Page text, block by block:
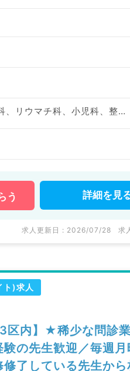
神経内科、精神科、神経科、アレルギー科、リウマチ科、小児科、整形外科、形成外科、美容外科、脳神経外科、呼吸器外科、心臓血管外科、小児外科、皮膚科、泌尿器科、産婦人科、産科、婦人科、眼科、耳鼻咽喉科、気管食道科、放射線科、リハビリテーション科、麻酔科、ペインクリニック、人工透析科、緩和ケア科、一般内科、循環器内科、呼吸器内科、消化器内科、内分泌・代謝内科、腎臓内科、老年内科、血液内科、外科系全般、一般外科、消化器外科、乳腺外科、総合診療科、美容皮膚科、健診・人間ドック、救急科・ＩＣＵ、病理科、基礎医学系、膠原病科、スポーツ整形外科、大腸・肛門外科、その他、産業医、科目不問
う 詳細を 見
求人更新日 : 2026/07/28 求
ト)求人
区内】★稀少な問診
の先生歓迎／毎週
了している先生から